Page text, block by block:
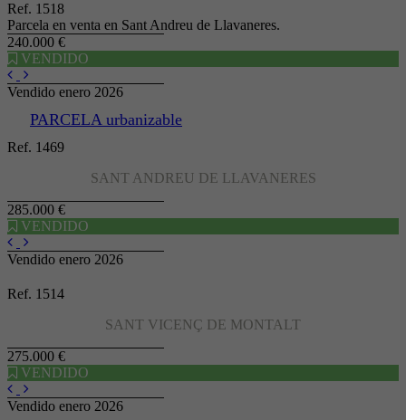
Ref. 1518
Parcela en venta en Sant Andreu de Llavaneres.
240.000 €
VENDIDO
Vendido enero 2026
PARCELA urbanizable
Ref. 1469
SANT ANDREU DE LLAVANERES
285.000 €
VENDIDO
Vendido enero 2026
Ref. 1514
SANT VICENÇ DE MONTALT
275.000 €
VENDIDO
Vendido enero 2026